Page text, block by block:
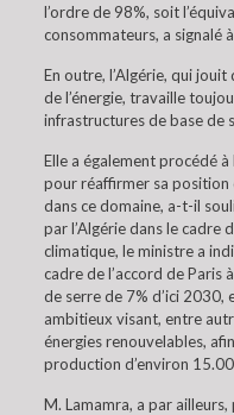
l’ordre de 98%, soit
consommateurs, a signalé
En outre, l’Algérie, qui
de l’énergie, travaille
infrastructures de base de
Elle a également procédé
pour réaffirmer sa
dans ce domaine, a-t-il
par l’Algérie dans le cadre
climatique, le ministre a
cadre de l’accord de Paris
de serre de 7% d’ici 2030,
ambitieux visant, entre
énergies renouvelables,
production d’environ
M. Lamamra, a par